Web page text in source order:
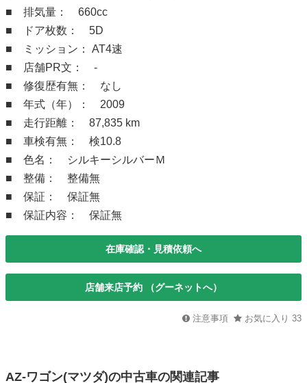
■ 排気量： 660cc
■ ドア枚数： 5D
■ ミッション： AT4速
■ 店舗PR文： -
■ 修復歴有無： なし
■ 年式（年）： 2009
■ 走行距離： 87,835 km
■ 車検有無： 検10.8
■ 色名： シルキーシルバーＭ
■ 整備： 整備無
■ 保証： 保証無
■ 保証内容： 保証無
在庫確認・見積依頼へ
店舗来店予約 （グーネットへ）
注意事項 お気に入り 33
AZ-ワゴン(マツダ)の中古車の関連記事